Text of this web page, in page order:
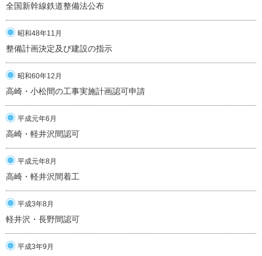
全国新幹線鉄道整備法公布
昭和48年11月
整備計画決定及び建設の指示
昭和60年12月
高崎・小松間の工事実施計画認可申請
平成元年6月
高崎・軽井沢間認可
平成元年8月
高崎・軽井沢間着工
平成3年8月
軽井沢・長野間認可
平成3年9月